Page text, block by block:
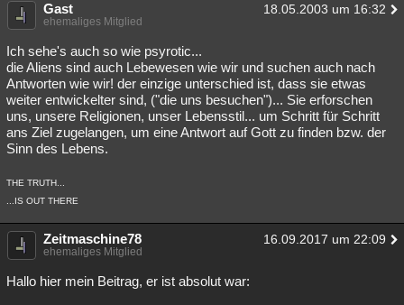
Gast 18.05.2003 um 16:32
ehemaliges Mitglied
Ich sehe's auch so wie psyrotic...
die Aliens sind auch Lebewesen wie wir und suchen auch nach
Antworten wie wir! der einzige unterschied ist, dass sie etwas
weiter entwickelter sind, ("die uns besuchen")... Sie erforschen
uns, unsere Religionen, unser Lebensstil... um Schritt für Schritt
ans Ziel zugelangen, um eine Antwort auf Gott zu finden bzw. der
Sinn des Lebens.
THE TRUTH...
...IS OUT THERE
Zeitmaschine78 16.09.2017 um 22:09
ehemaliges Mitglied
Hallo hier mein Beitrag, er ist absolut war: